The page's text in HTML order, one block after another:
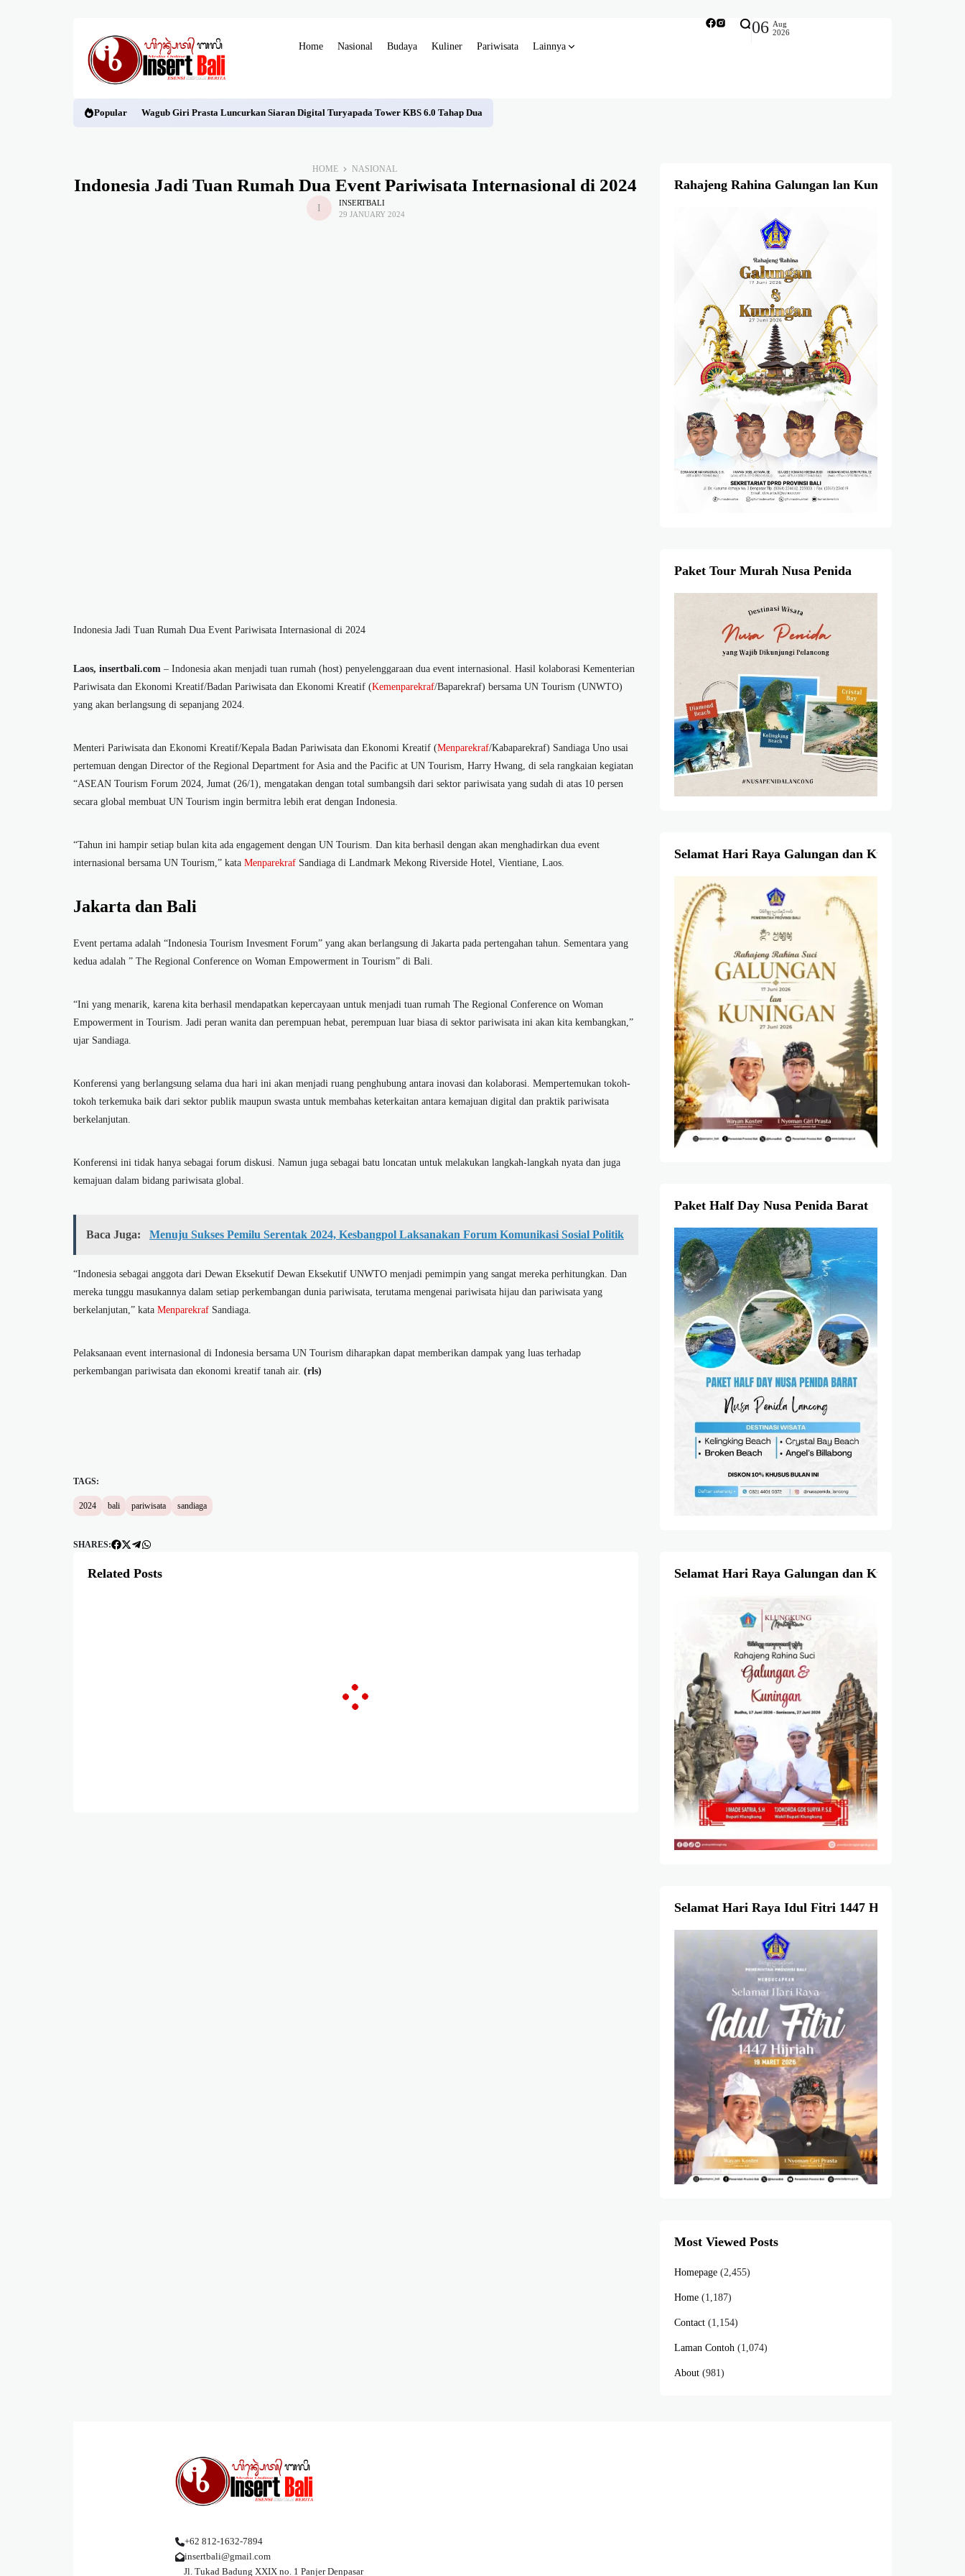
Home Nasional Budaya Kuliner Pariwisata Lainnya
06 Aug
2026
Popular Wagub Giri Prasta Luncurkan Siaran Digital Turyapada Tower KBS 6.0 Tahap Dua
HOME NASIONAL
Indonesia Jadi Tuan Rumah Dua Event Pariwisata Internasional di 2024
INSERTBALI
29 JANUARY 2024
Indonesia Jadi Tuan Rumah Dua Event Pariwisata Internasional di 2024
Laos, insertbali.com – Indonesia akan menjadi tuan rumah (host) penyelenggaraan dua event internasional. Hasil kolaborasi Kementerian
Pariwisata dan Ekonomi Kreatif/Badan Pariwisata dan Ekonomi Kreatif (Kemenparekraf/Baparekraf) bersama UN Tourism (UNWTO)
yang akan berlangsung di sepanjang 2024.
Menteri Pariwisata dan Ekonomi Kreatif/Kepala Badan Pariwisata dan Ekonomi Kreatif (Menparekraf/Kabaparekraf) Sandiaga Uno usai
pertemuan dengan Director of the Regional Department for Asia and the Pacific at UN Tourism, Harry Hwang, di sela rangkaian kegiatan
“ASEAN Tourism Forum 2024, Jumat (26/1), mengatakan dengan total sumbangsih dari sektor pariwisata yang sudah di atas 10 persen
secara global membuat UN Tourism ingin bermitra lebih erat dengan Indonesia.
“Tahun ini hampir setiap bulan kita ada engagement dengan UN Tourism. Dan kita berhasil dengan akan menghadirkan dua event
internasional bersama UN Tourism,” kata Menparekraf Sandiaga di Landmark Mekong Riverside Hotel, Vientiane, Laos.
Jakarta dan Bali
Event pertama adalah “Indonesia Tourism Invesment Forum” yang akan berlangsung di Jakarta pada pertengahan tahun. Sementara yang
kedua adalah ” The Regional Conference on Woman Empowerment in Tourism” di Bali.
“Ini yang menarik, karena kita berhasil mendapatkan kepercayaan untuk menjadi tuan rumah The Regional Conference on Woman
Empowerment in Tourism. Jadi peran wanita dan perempuan hebat, perempuan luar biasa di sektor pariwisata ini akan kita kembangkan,”
ujar Sandiaga.
Konferensi yang berlangsung selama dua hari ini akan menjadi ruang penghubung antara inovasi dan kolaborasi. Mempertemukan tokoh-
tokoh terkemuka baik dari sektor publik maupun swasta untuk membahas keterkaitan antara kemajuan digital dan praktik pariwisata
berkelanjutan.
Konferensi ini tidak hanya sebagai forum diskusi. Namun juga sebagai batu loncatan untuk melakukan langkah-langkah nyata dan juga
kemajuan dalam bidang pariwisata global.
Baca Juga: Menuju Sukses Pemilu Serentak 2024, Kesbangpol Laksanakan Forum Komunikasi Sosial Politik
“Indonesia sebagai anggota dari Dewan Eksekutif Dewan Eksekutif UNWTO menjadi pemimpin yang sangat mereka perhitungkan. Dan
mereka tunggu masukannya dalam setiap perkembangan dunia pariwisata, terutama mengenai pariwisata hijau dan pariwisata yang
berkelanjutan,” kata Menparekraf Sandiaga.
Pelaksanaan event internasional di Indonesia bersama UN Tourism diharapkan dapat memberikan dampak yang luas terhadap
perkembangan pariwisata dan ekonomi kreatif tanah air. (rls)
TAGS:
2024 bali pariwisata sandiaga
SHARES:
Related Posts
Rahajeng Rahina Galungan lan Kuningan
Paket Tour Murah Nusa Penida
Selamat Hari Raya Galungan dan Kuningan
Paket Half Day Nusa Penida Barat
Selamat Hari Raya Galungan dan Kuningan
Selamat Hari Raya Idul Fitri 1447 Hijriah
Most Viewed Posts
Homepage (2,455)
Home (1,187)
Contact (1,154)
Laman Contoh (1,074)
About (981)
+62 812-1632-7894
insertbali@gmail.com
Jl. Tukad Badung XXIX no. 1 Panjer Denpasar